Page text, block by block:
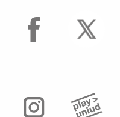
facebook